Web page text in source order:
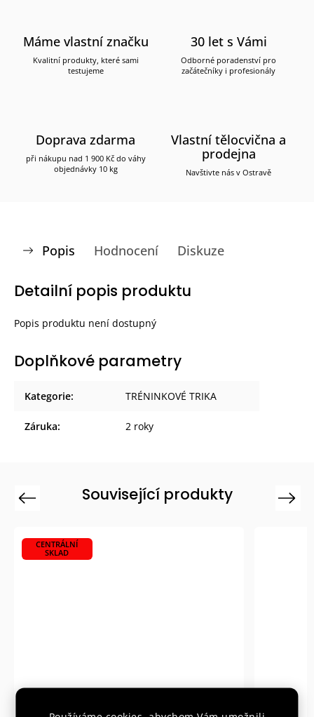
Máme vlastní značku
Kvalitní produkty, které sami
testujeme
30 let s Vámi
Odborné poradenství pro
začátečníky i profesionály
Doprava zdarma
při nákupu nad 1 900 Kč do váhy
objednávky 10 kg
Vlastní tělocvična a
prodejna
Navštivte nás v Ostravě
Popis Hodnocení Diskuze
Detailní popis produktu
Popis produktu není dostupný
Doplňkové parametry
Kategorie: TRÉNINKOVÉ TRIKA
Záruka: 2 roky
Související produkty
Previous
CENTRÁLNÍ
SKLAD
Next